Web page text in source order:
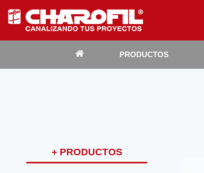
Inicio PRODUCTOS
+ PRODUCTOS